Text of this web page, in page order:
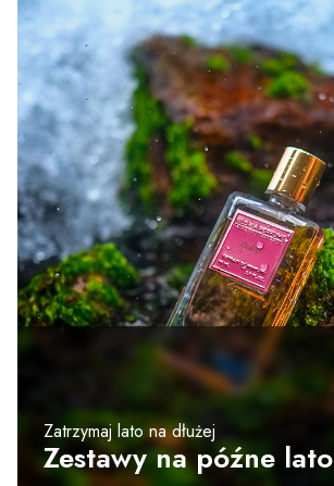
Zatrzymaj lato na dłużej
Zestawy na późne lato